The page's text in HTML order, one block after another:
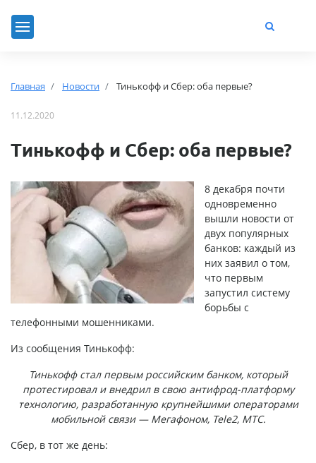
Главная Новости Тинькофф и Сбер: оба первые?
11.12.2020
Тинькофф и Сбер: оба первые?
8 декабря почти
одновременно
вышли новости от
двух популярных
банков: каждый из
них заявил о том,
что первым
запустил систему
борьбы с
телефонными мошенниками.
Из сообщения Тинькофф:
Тинькофф стал первым российским банком, который
протестировал и внедрил в свою антифрод-платформу
технологию, разработанную крупнейшими операторами
мобильной связи — Мегафоном, Tele2, МТС.
Сбер, в тот же день: